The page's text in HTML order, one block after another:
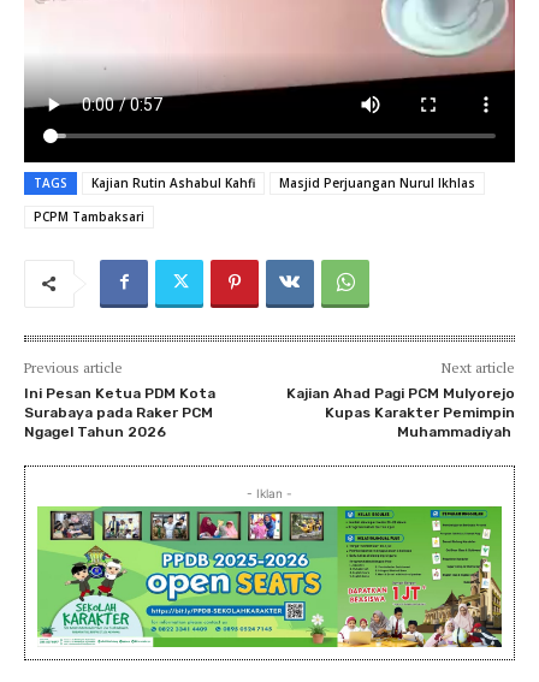
TAGS Kajian Rutin Ashabul Kahfi
Masjid Perjuangan Nurul Ikhlas
PCPM Tambaksari
Previous article
Ini Pesan Ketua PDM Kota
Surabaya pada Raker PCM
Ngagel Tahun 2026
Next article
Kajian Ahad Pagi PCM Mulyorejo
Kupas Karakter Pemimpin
Muhammadiyah
- Iklan -